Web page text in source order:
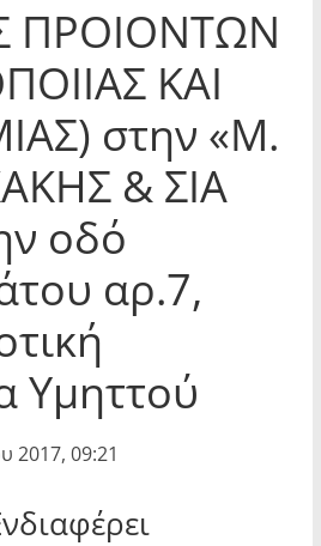
ΠΡΟΙΟΝΤΩΝ
ΚΑΙ
στην «Μ.
& ΣΙΑ
οδό
αρ.7,
Υμηττού
2017, 09:21